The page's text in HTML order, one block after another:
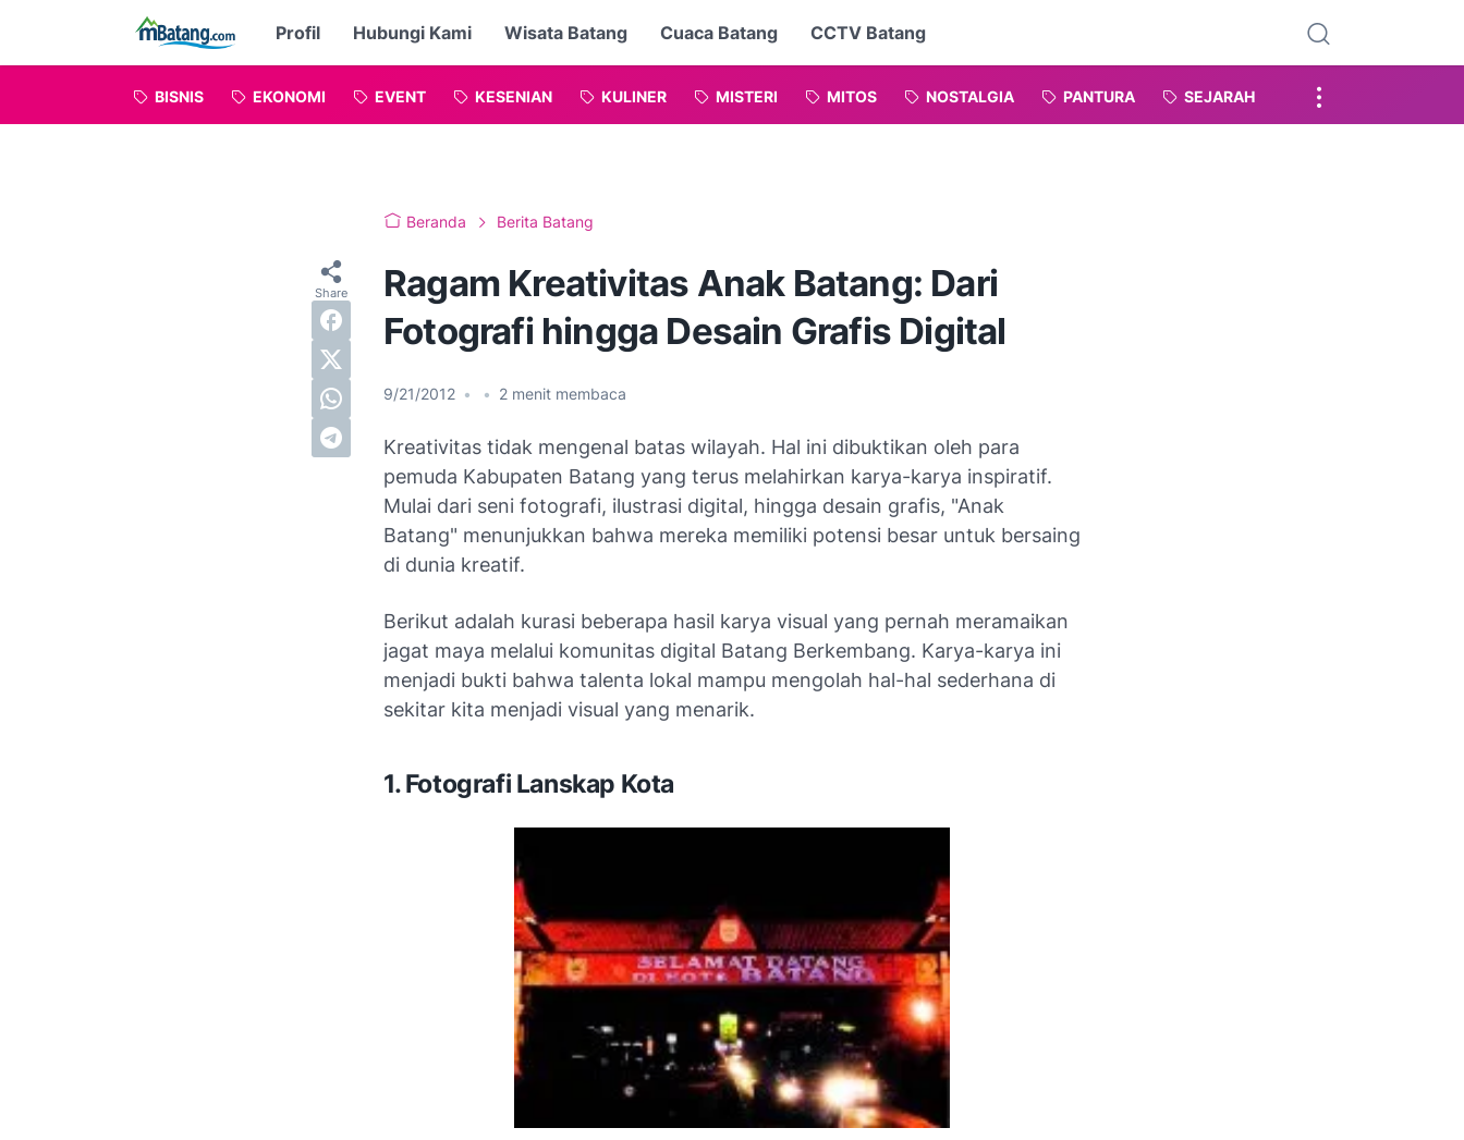
Profil Hubungi Kami Wisata Batang Cuaca Batang CCTV Batang
BISNIS EKONOMI EVENT KESENIAN KULINER MISTERI MITOS NOSTALGIA PANTURA SEJARAH
Beranda Berita Batang
Ragam Kreativitas Anak Batang: Dari
Fotografi hingga Desain Grafis Digital
9/21/2012 • • 2 menit membaca
Kreativitas tidak mengenal batas wilayah. Hal ini dibuktikan oleh para
pemuda Kabupaten Batang yang terus melahirkan karya-karya inspiratif.
Mulai dari seni fotografi, ilustrasi digital, hingga desain grafis, "Anak
Batang" menunjukkan bahwa mereka memiliki potensi besar untuk bersaing
di dunia kreatif.
Berikut adalah kurasi beberapa hasil karya visual yang pernah meramaikan
jagat maya melalui komunitas digital Batang Berkembang. Karya-karya ini
menjadi bukti bahwa talenta lokal mampu mengolah hal-hal sederhana di
sekitar kita menjadi visual yang menarik.
1. Fotografi Lanskap Kota